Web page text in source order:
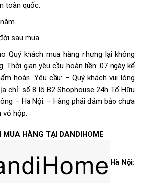
toàn quốc.
sau mua.
Quý khách mua hàng nhưng lại không
Thời gian yêu cầu hoàn tiền: 07 ngày kể
hoàn. Yêu cầu: – Quý khách vui lòng
chỉ: số 8 lô B2 Shophouse 24h Tố Hữu
– Hà Nội. – Hàng phải đảm bảo chưa
vỏ hộp.
MUA HÀNG TẠI DANDIHOME
Hà Nội: